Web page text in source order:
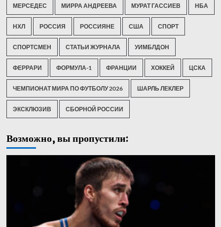
МЕРСЕДЕС МИРРА АНДРЕЕВА МУРАТ ГАССИЕВ НБА
НХЛ РОССИЯ РОССИЯНЕ США СПОРТ
СПОРТСМЕН СТАТЬИ ЖУРНАЛА УИМБЛДОН
ФЕРРАРИ ФОРМУЛА-1 ФРАНЦИИ ХОККЕЙ ЦСКА
ЧЕМПИОНАТ МИРА ПО ФУТБОЛУ 2026 ШАРЛЬ ЛЕКЛЕР
ЭКСКЛЮЗИВ СБОРНОЙ РОССИИ
Возможно, вы пропустили: